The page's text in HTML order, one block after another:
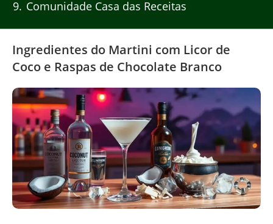
9 Comunidade Casa das Receitas
Ingredientes do Martini com Licor de
Coco e Raspas de Chocolate Branco